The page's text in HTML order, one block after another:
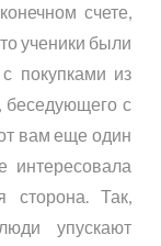
счете,
ученики были
покупками из
беседующего с
вам еще один
интересовала
сторона. Так,
упускают